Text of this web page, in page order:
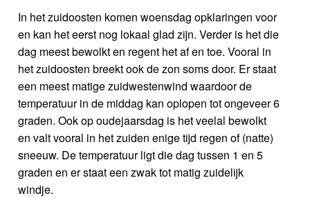
In het zuidoosten komen woensdag opklaringen voor
en kan het eerst nog lokaal glad zijn. Verder is het die
dag meest bewolkt en regent het af en toe. Vooral in
het zuidoosten breekt ook de zon soms door. Er staat
een meest matige zuidwestenwind waardoor de
temperatuur in de middag kan oplopen tot ongeveer 6
graden. Ook op oudejaarsdag is het veelal bewolkt
en valt vooral in het zuiden enige tijd regen of (natte)
sneeuw. De temperatuur ligt die dag tussen 1 en 5
graden en er staat een zwak tot matig zuidelijk
windje.